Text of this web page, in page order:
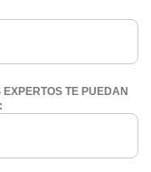
TE PUEDAN